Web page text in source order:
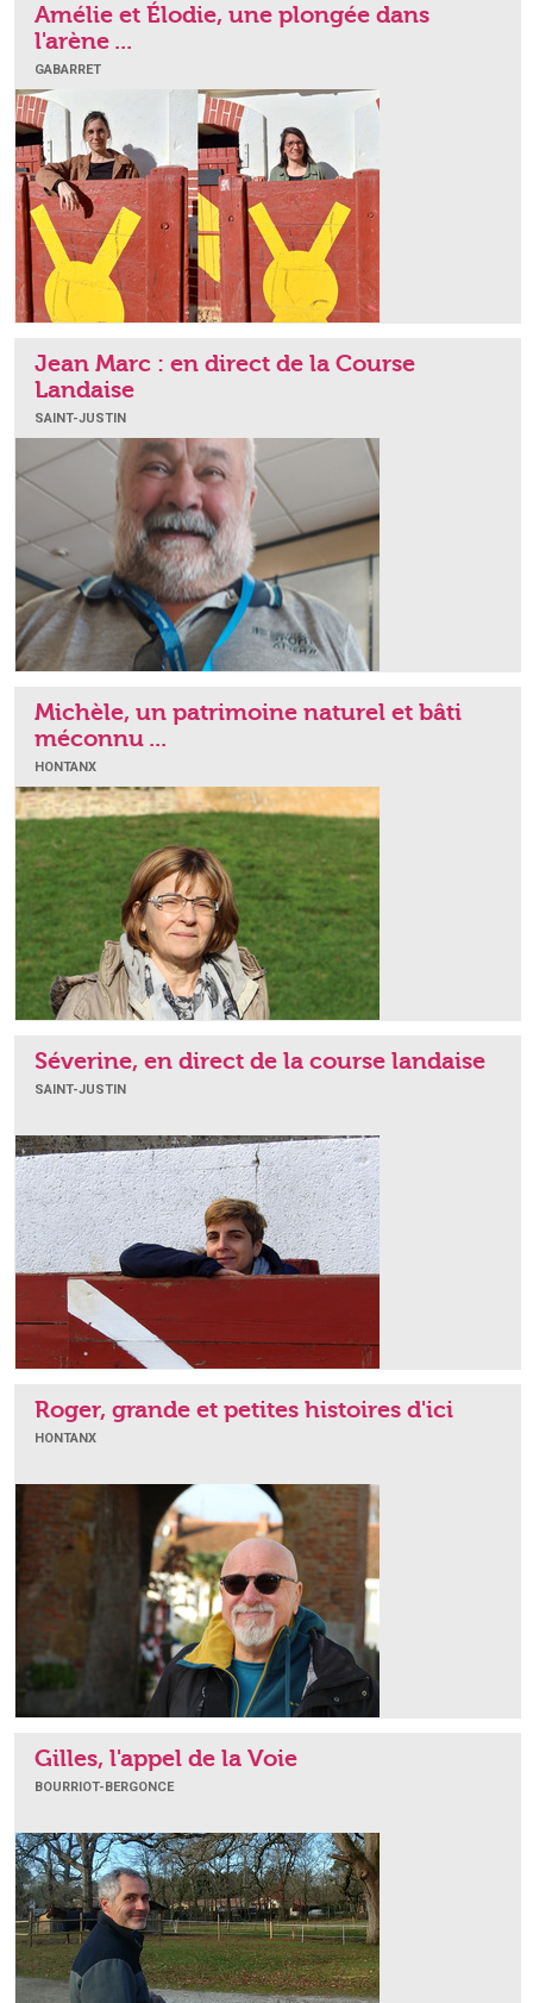
Amélie et Élodie, une plongée dans
l'arène ...
GABARRET
Jean Marc : en direct de la Course
Landaise
SAINT-JUSTIN
Michèle, un patrimoine naturel et bâti
méconnu ...
HONTANX
Séverine, en direct de la course landaise
SAINT-JUSTIN
Roger, grande et petites histoires d'ici
HONTANX
Gilles, l'appel de la Voie
BOURRIOT-BERGONCE